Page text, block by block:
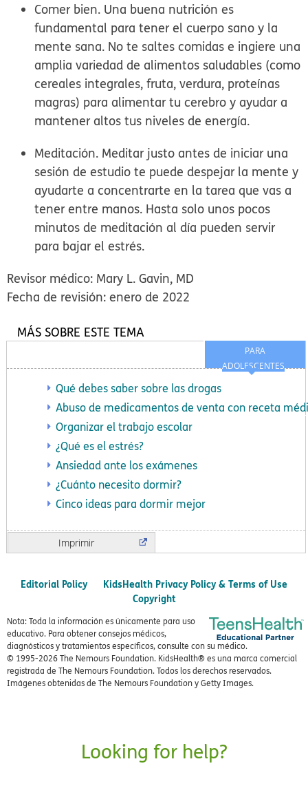
Comer bien. Una buena nutrición es
fundamental para tener el cuerpo sano y la
mente sana. No te saltes comidas e ingiere una
amplia variedad de alimentos saludables (como
cereales integrales, fruta, verdura, proteínas
magras) para alimentar tu cerebro y ayudar a
mantener altos tus niveles de energía.
Meditación. Meditar justo antes de iniciar una
sesión de estudio te puede despejar la mente y
ayudarte a concentrarte en la tarea que vas a
tener entre manos. Hasta solo unos pocos
minutos de meditación al día pueden servir
para bajar el estrés.
Revisor médico: Mary L. Gavin, MD
Fecha de revisión: enero de 2022
PARA
ADOLESCENTES
MÁS SOBRE ESTE TEMA
Qué debes saber sobre las drogas
Abuso de medicamentos de venta con receta
Organizar el trabajo escolar
¿Qué es el estrés?
Ansiedad ante los exámenes
¿Cuánto necesito dormir?
Cinco ideas para dormir mejor
Imprimir
Editorial Policy
KidsHealth Privacy Policy & Terms of Use
Copyright
Nota: Toda la información es únicamente para uso
educativo. Para obtener consejos médicos,
diagnósticos y tratamientos específicos, consulte con su médico.
© 1995-2026 The Nemours Foundation. KidsHealth® es una marca comercial
registrada de The Nemours Foundation. Todos los derechos reservados.
Imágenes obtenidas de The Nemours Foundation y Getty Images.
Looking for help?